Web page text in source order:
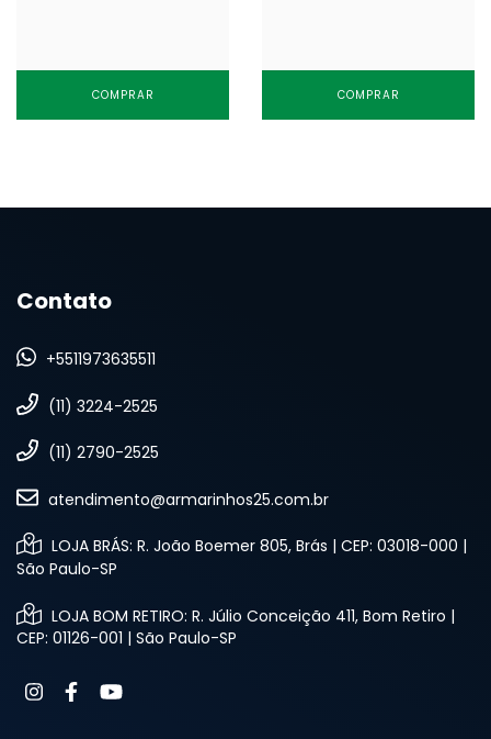
COMPRAR COMPRAR
Contato
+5511973635511
(11) 3224-2525
(11) 2790-2525
atendimento@armarinhos25.com.br
LOJA BRÁS: R. João Boemer 805, Brás | CEP: 03018-000 |
São Paulo-SP
LOJA BOM RETIRO: R. Júlio Conceição 411, Bom Retiro |
CEP: 01126-001 | São Paulo-SP